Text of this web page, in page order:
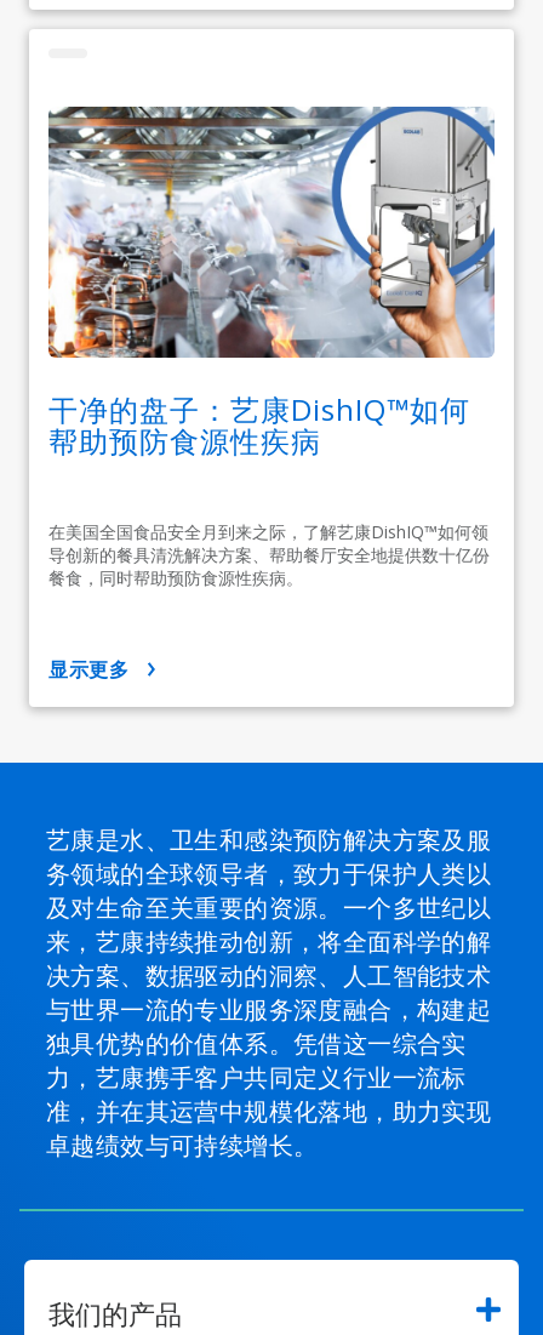
干净的盘子：艺康DishIQ™如何
帮助预防食源性疾病
在美国全国食品安全月到来之际，了解艺康DishIQ™如何领
导创新的餐具清洗解决方案、帮助餐厅安全地提供数十亿份
餐食，同时帮助预防食源性疾病。
显示更多
艺康是水、卫生和感染预防解决方案及服
务领域的全球领导者，致力于保护人类以
及对生命至关重要的资源。一个多世纪以
来，艺康持续推动创新，将全面科学的解
决方案、数据驱动的洞察、人工智能技术
与世界一流的专业服务深度融合，构建起
独具优势的价值体系。凭借这一综合实
力，艺康携手客户共同定义行业一流标
准，并在其运营中规模化落地，助力实现
卓越绩效与可持续增长。
我们的产品